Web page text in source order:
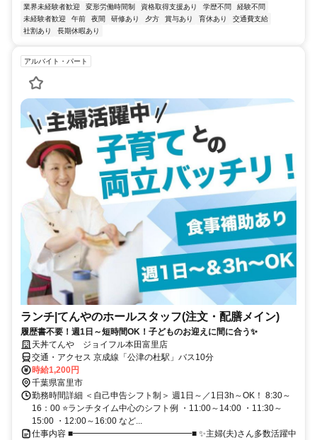
業界未経験者歓迎 変形労働時間制 資格取得支援あり 学歴不問
経験不問
未経験者歓迎
午前 夜間 研修あり 夕方 賞与あり 育休あり
交通費支給
社割あり
長期休暇あり
アルバイト・パート
ランチ|てんやのホールスタッフ(注文・配膳メイン)
履歴書不要！週1日～短時間OK！子どものお迎えに間に合う✨
天丼てんや ジョイフル本田富里店
交通・アクセス 京成線「公津の杜駅」バス10分
時給1,200円
千葉県富里市
勤務時間詳細 ＜自己申告シフト制＞ 週1日～／1日3h～OK！ 8:30～
16：00 ⭐ランチタイム中心のシフト例 ・11:00～14:00 ・11:30～
15:00 ・12:00～16:00 など...
仕事内容 ■━━━━━━━━━━━━━━■ ✨主婦(夫)さん多数活躍中